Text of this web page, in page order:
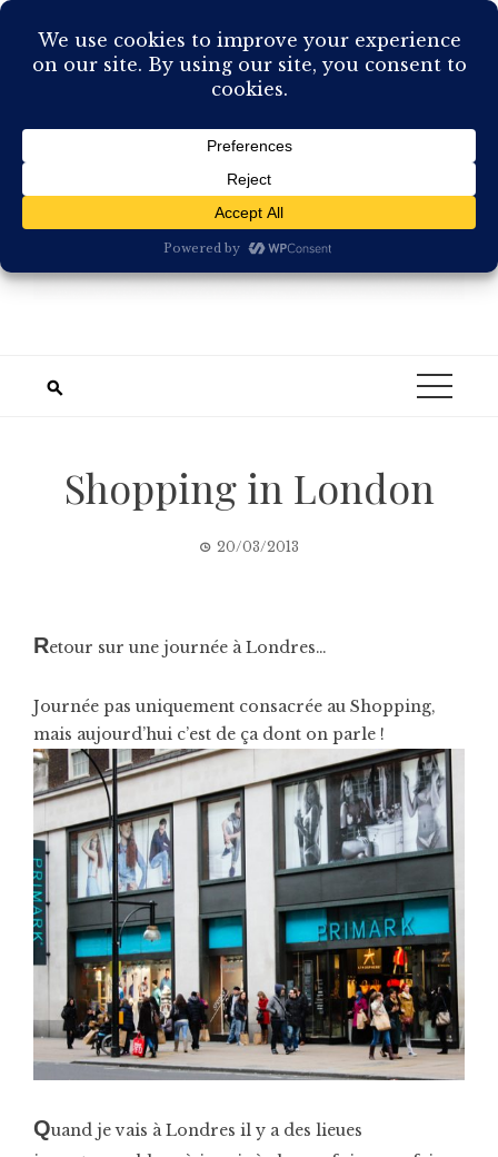
Skip
content
Shopping in London
20/03/2013
Retour sur une journée à Londres…
Journée pas uniquement consacrée au Shopping,
mais aujourd’hui c’est de ça dont on parle !
Quand je vais à Londres il y a des lieues